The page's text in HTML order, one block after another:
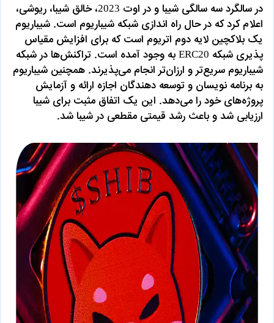
در سالگرد سه سالگی شیبا و در اوت 2023، خالق شیبا، ریوشی،
اعلام کرد که در حال راه اندازی شبکه شیباریوم است. شیباریوم
یک بلاکچین لایه دوم اتریوم است که برای افزایش مقیاس
پذیری شبکه ERC20 به وجود آمده است. تراکنش‌ها در شبکه
شیباریوم سریع‌تر و ارزان‌تر انجام می‌پذیرند. همچنین شیباریوم
به برنامه نویسان و توسعه دهندگان اجازه ارائه و آزمایش
پروژه‌های خود را می‌دهد. این یک اتفاق مثبت برای شیبا
ارزیابی شد و باعث رشد قیمتی مقطعی در شیبا شد.